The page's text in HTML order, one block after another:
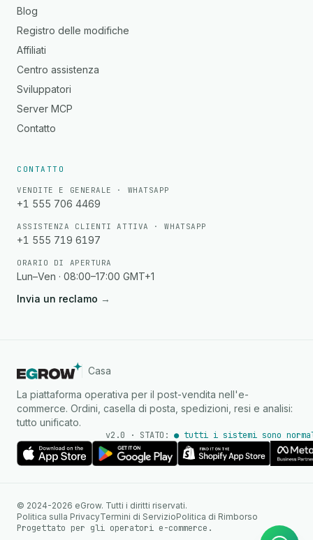
Blog
Registro delle modifiche
Affiliati
Centro assistenza
Sviluppatori
Server MCP
Contatto
CONTATTO
VENDITE E GENERALE · WHATSAPP
+1 555 706 4469
ASSISTENZA CLIENTI ATTIVA · WHATSAPP
+1 555 719 6197
ORARIO DI APERTURA
Lun–Ven · 08:00–17:00 GMT+1
Invia un reclamo →
Casa
La piattaforma operativa per il post-vendita nell'e-
commerce. Ordini, casella di posta, spedizioni, resi e analisi:
tutto unificato.
v2.0 · STATO: ● tutti i sistemi sono
© 2024-2026 eGrow. Tutti i diritti riservati.
Politica sulla PrivacyTermini di ServizioPolitica di Rimborso
Progettato per gli operatori e-commerce.
WhatsApp